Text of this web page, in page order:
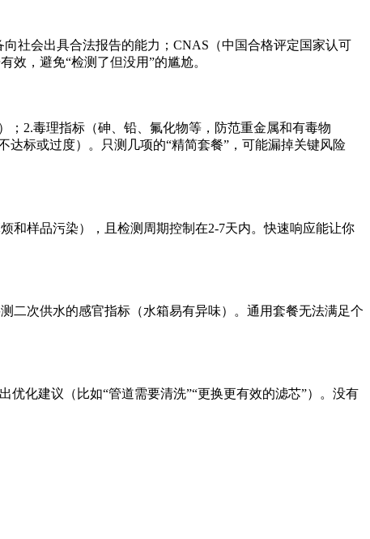
社会出具合法报告的能力；CNAS（中国合格评定国家认可
，避免“检测了但没用”的尴尬。
2.毒理指标（砷、铅、氟化物等，防范重金属和有毒物
标或过度）。只测几项的“精简套餐”，可能漏掉关键风险
和样品污染），且检测周期控制在2-7天内。快速响应能让你
二次供水的感官指标（水箱易有异味）。通用套餐无法满足个
化建议（比如“管道需要清洗”“更换更有效的滤芯”）。没有